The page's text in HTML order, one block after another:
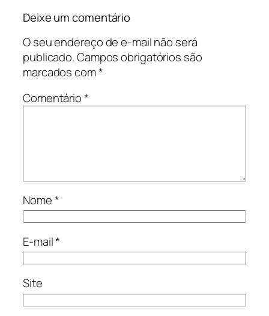
Deixe um comentário
O seu endereço de e-mail não será
publicado.Campos obrigatórios são
marcados com*
Comentário*
Nome*
E-mail*
Site